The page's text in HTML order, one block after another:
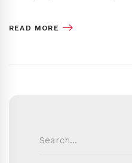
READ MORE
for: